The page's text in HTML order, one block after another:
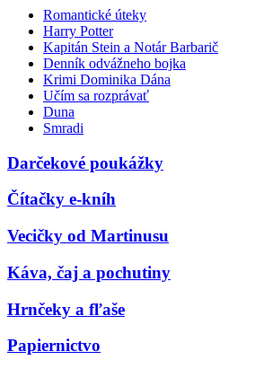
Romantické úteky
Harry Potter
Kapitán Stein a Notár Barbarič
Denník odvážneho bojka
Krimi Dominika Dána
Učím sa rozprávať
Duna
Smradi
Darčekové poukážky
Čítačky e-kníh
Vecičky od Martinusu
Káva, čaj a pochutiny
Hrnčeky a fľaše
Papiernictvo